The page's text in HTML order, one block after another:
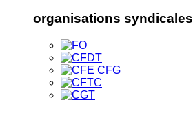
organisations syndicales